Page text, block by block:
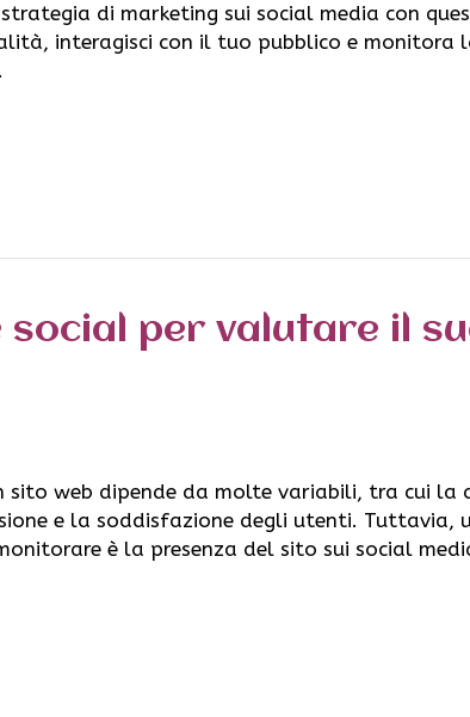
di marketing sui social media con
interagisci con il tuo pubblico e monitora
per valutare il
sito web dipende da molte variabili, tra cui
e la soddisfazione degli utenti. Tuttavia,
è la presenza del sito sui social